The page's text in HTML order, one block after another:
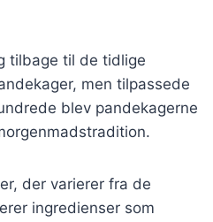
tilbage til de tidlige
men tilpassede
blev pandekagerne
der varierer fra de
ingredienser som